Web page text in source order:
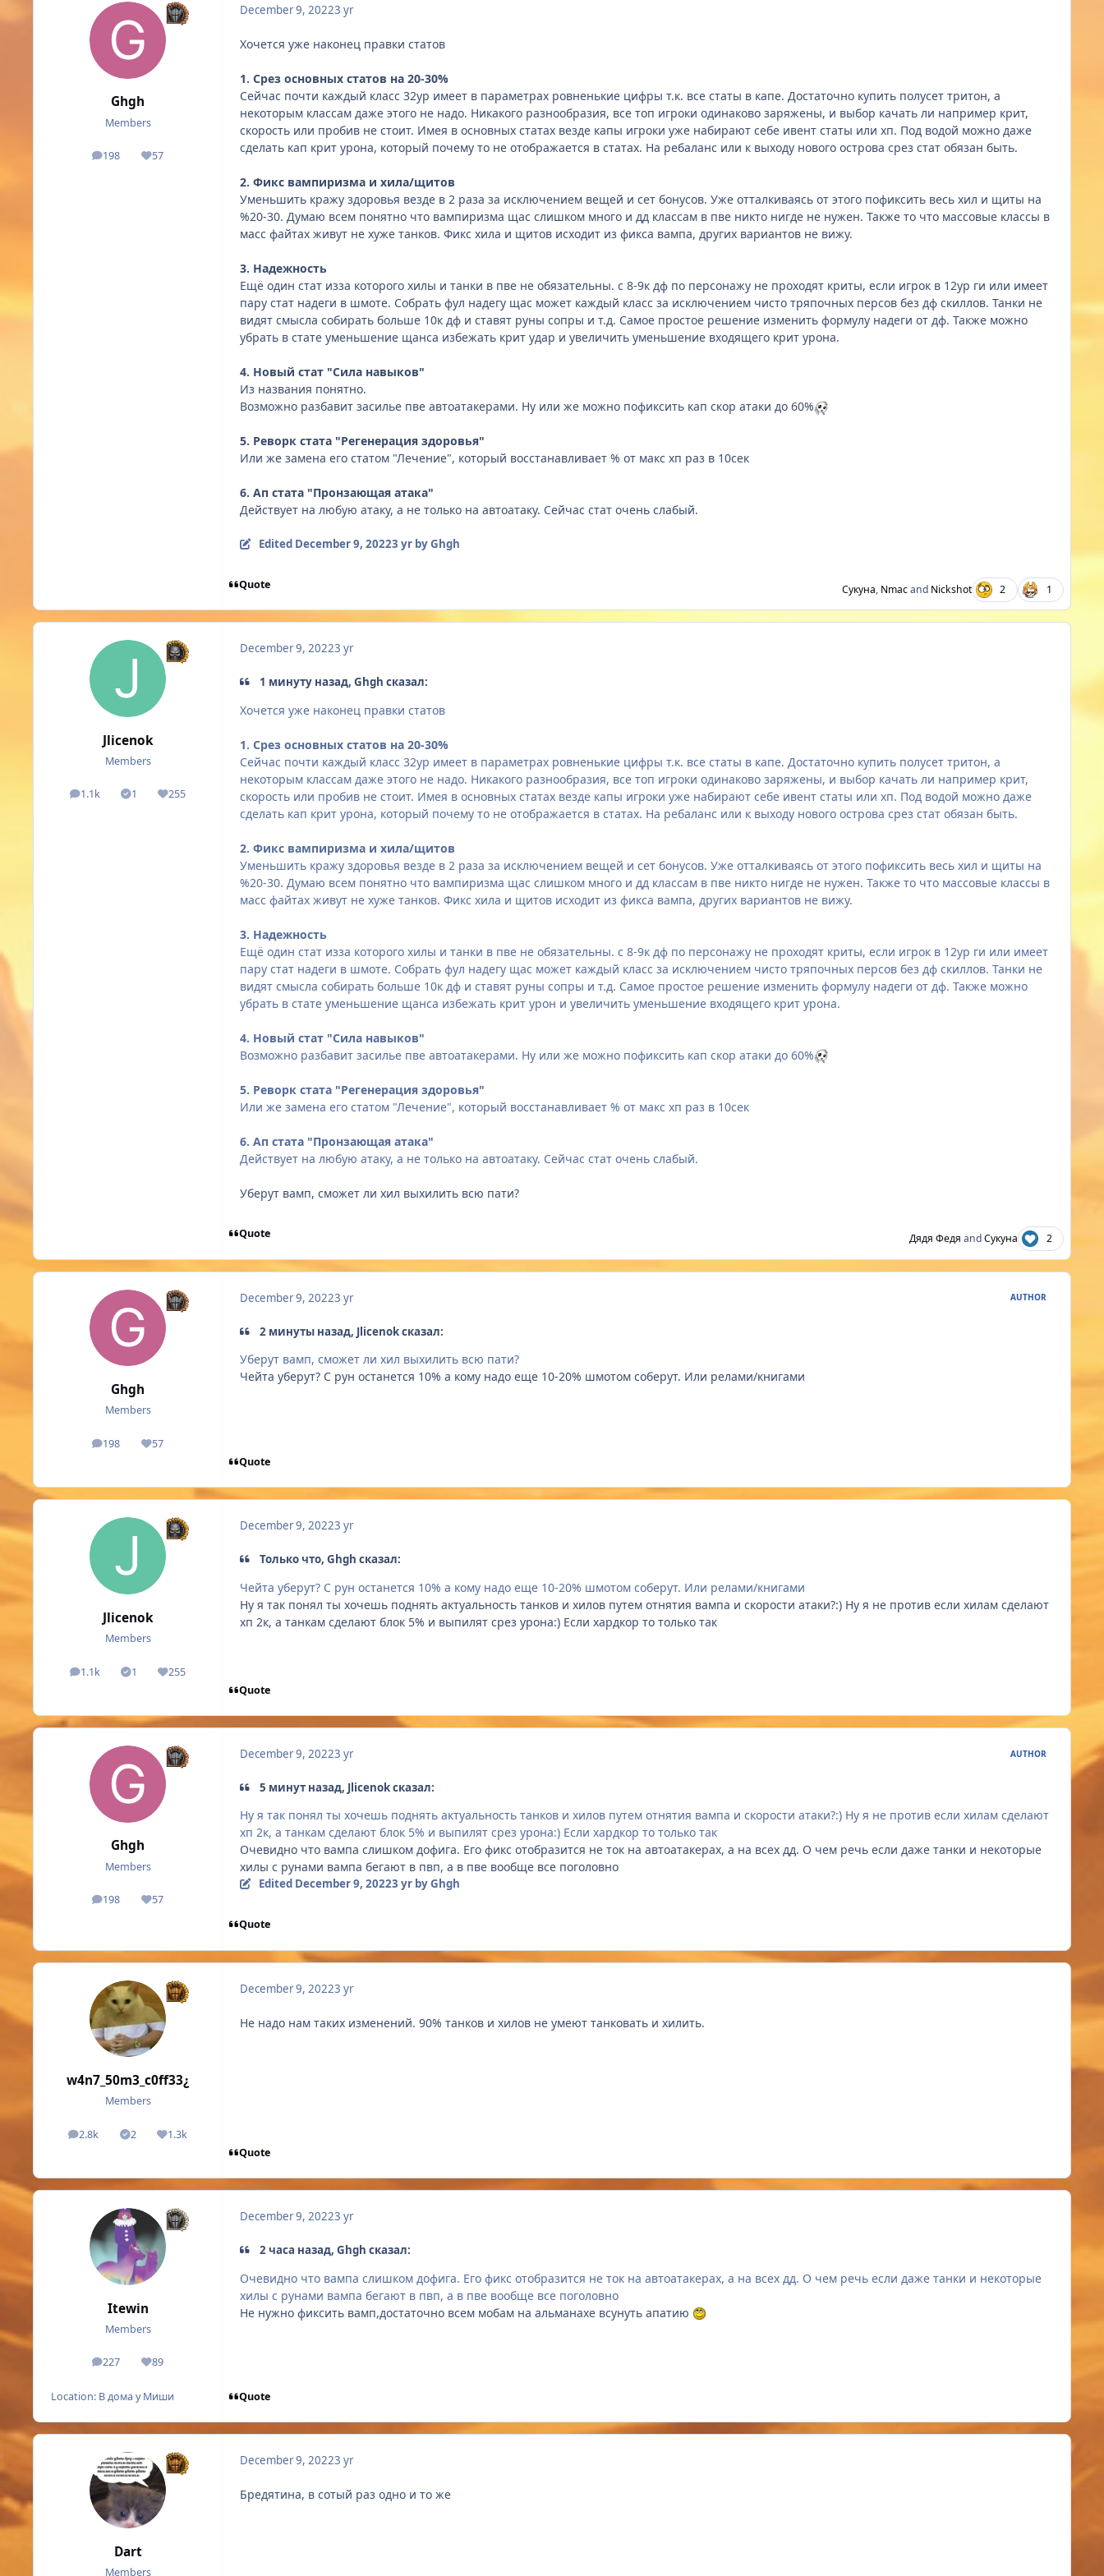
Ghgh
Members
198
posts 57
Reputation
December 9, 20223 yr
Хочется уже наконец правки статов
1. Срез основных статов на 20-30%
Сейчас почти каждый класс 32ур имеет в параметрах ровненькие цифры т.к. все статы в капе. Достаточно купить полусет тритон, а
некоторым классам даже этого не надо. Никакого разнообразия, все топ игроки одинаково заряжены, и выбор качать ли например крит,
скорость или пробив не стоит. Имея в основных статах везде капы игроки уже набирают себе ивент статы или хп. Под водой можно даже
сделать кап крит урона, который почему то не отображается в статах. На ребаланс или к выходу нового острова срез стат обязан быть.
2. Фикс вампиризма и хила/щитов
Уменьшить кражу здоровья везде в 2 раза за исключением вещей и сет бонусов. Уже отталкиваясь от этого пофиксить весь хил и щиты на
%20-30. Думаю всем понятно что вампиризма щас слишком много и дд классам в пве никто нигде не нужен. Также то что массовые классы в
масс файтах живут не хуже танков. Фикс хила и щитов исходит из фикса вампа, других вариантов не вижу.
3. Надежность
Ещё один стат изза которого хилы и танки в пве не обязательны. с 8-9к дф по персонажу не проходят криты, если игрок в 12ур ги или имеет
пару стат надеги в шмоте. Собрать фул надегу щас может каждый класс за исключением чисто тряпочных персов без дф скиллов. Танки не
видят смысла собирать больше 10к дф и ставят руны сопры и т.д. Самое простое решение изменить формулу надеги от дф. Также можно
убрать в стате уменьшение щанса избежать крит удар и увеличить уменьшение входящего крит урона.
4. Новый стат "Сила навыков"
Из названия понятно.
Возможно разбавит засилье пве автоатакерами. Ну или же можно пофиксить кап скор атаки до 60%
5. Реворк стата "Регенерация здоровья"
Или же замена его статом "Лечение", который восстанавливает % от макс хп раз в 10сек
6. Ап стата "Пронзающая атака"
Действует на любую атаку, а не только на автоатаку. Сейчас стат очень слабый.
Edited December 9, 20223 yrby Ghgh
Quote Сукуна, Nmacand Nickshot 2 1
Jlicenok
Members
1.1k
posts 1
Solutions255
Reputation
December 9, 20223 yr
1 минуту назад, Ghgh сказал:
Хочется уже наконец правки статов
1. Срез основных статов на 20-30%
Сейчас почти каждый класс 32ур имеет в параметрах ровненькие цифры т.к. все статы в капе. Достаточно купить полусет тритон, а
некоторым классам даже этого не надо. Никакого разнообразия, все топ игроки одинаково заряжены, и выбор качать ли например крит,
скорость или пробив не стоит. Имея в основных статах везде капы игроки уже набирают себе ивент статы или хп. Под водой можно даже
сделать кап крит урона, который почему то не отображается в статах. На ребаланс или к выходу нового острова срез стат обязан быть.
2. Фикс вампиризма и хила/щитов
Уменьшить кражу здоровья везде в 2 раза за исключением вещей и сет бонусов. Уже отталкиваясь от этого пофиксить весь хил и щиты на
%20-30. Думаю всем понятно что вампиризма щас слишком много и дд классам в пве никто нигде не нужен. Также то что массовые классы в
масс файтах живут не хуже танков. Фикс хила и щитов исходит из фикса вампа, других вариантов не вижу.
3. Надежность
Ещё один стат изза которого хилы и танки в пве не обязательны. с 8-9к дф по персонажу не проходят криты, если игрок в 12ур ги или имеет
пару стат надеги в шмоте. Собрать фул надегу щас может каждый класс за исключением чисто тряпочных персов без дф скиллов. Танки не
видят смысла собирать больше 10к дф и ставят руны сопры и т.д. Самое простое решение изменить формулу надеги от дф. Также можно
убрать в стате уменьшение щанса избежать крит урон и увеличить уменьшение входящего крит урона.
4. Новый стат "Сила навыков"
Возможно разбавит засилье пве автоатакерами. Ну или же можно пофиксить кап скор атаки до 60%
5. Реворк стата "Регенерация здоровья"
Или же замена его статом "Лечение", который восстанавливает % от макс хп раз в 10сек
6. Ап стата "Пронзающая атака"
Действует на любую атаку, а не только на автоатаку. Сейчас стат очень слабый.
Уберут вамп, сможет ли хил выхилить всю пати?
Quote Дядя Федя andСукуна 2
Ghgh
Members
198
posts 57
Reputation
December 9, 20223 yr AUTHOR
2 минуты назад, Jlicenok сказал:
Уберут вамп, сможет ли хил выхилить всю пати?
Чейта уберут? С рун останется 10% а кому надо еще 10-20% шмотом соберут. Или релами/книгами
Quote
Jlicenok
Members
1.1k
posts 1
Solutions255
Reputation
December 9, 20223 yr
Только что, Ghgh сказал:
Чейта уберут? С рун останется 10% а кому надо еще 10-20% шмотом соберут. Или релами/книгами
Ну я так понял ты хочешь поднять актуальность танков и хилов путем отнятия вампа и скорости атаки?:) Ну я не против если хилам сделают
хп 2к, а танкам сделают блок 5% и выпилят срез урона:) Если хардкор то только так
Quote
Ghgh
Members
198
posts 57
Reputation
December 9, 20223 yr AUTHOR
5 минут назад, Jlicenok сказал:
Ну я так понял ты хочешь поднять актуальность танков и хилов путем отнятия вампа и скорости атаки?:) Ну я не против если хилам сделают
хп 2к, а танкам сделают блок 5% и выпилят срез урона:) Если хардкор то только так
Очевидно что вампа слишком дофига. Его фикс отобразится не ток на автоатакерах, а на всех дд. О чем речь если даже танки и некоторые
хилы с рунами вампа бегают в пвп, а в пве вообще все поголовно
Edited December 9, 20223 yrby Ghgh
Quote
w4n7_50m3_c0ff33¿
Members
2.8k
posts 2
Solutions1.3k
Reputation
December 9, 20223 yr
Не надо нам таких изменений. 90% танков и хилов не умеют танковать и хилить.
Quote
Itewin
Members
227
posts 89
Reputation
Location: В дома у Миши
December 9, 20223 yr
2 часа назад, Ghgh сказал:
Очевидно что вампа слишком дофига. Его фикс отобразится не ток на автоатакерах, а на всех дд. О чем речь если даже танки и некоторые
хилы с рунами вампа бегают в пвп, а в пве вообще все поголовно
Не нужно фиксить вамп,достаточно всем мобам на альманахе всунуть апатию
Quote
Dart
Members
December 9, 20223 yr
Бредятина, в сотый раз одно и то же